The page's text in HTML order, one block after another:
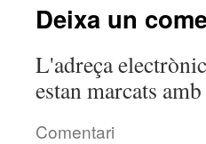
Deixa un
L'adreça
estan marcats amb
Comentari